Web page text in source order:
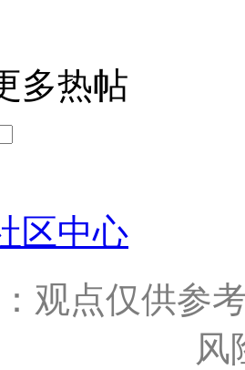
多热帖
区中心
观点仅供参
风